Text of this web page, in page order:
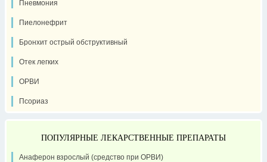
Пневмония
Пиелонефрит
Бронхит острый обструктивный
Отек легких
ОРВИ
Псориаз
ПОПУЛЯРНЫЕ ЛЕКАРСТВЕННЫЕ ПРЕПАРАТЫ
Анаферон взрослый (средство при ОРВИ)